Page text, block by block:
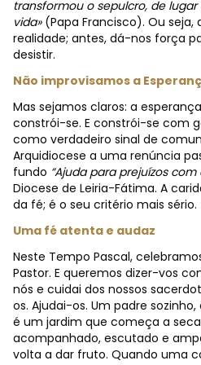
transformou o sepulcro, de
vida» (Papa Francisco). Ou seja,
realidade; antes, dá-nos força
desistir.
Não improvisamos a
Mas sejamos claros: a
constrói-se. E constrói-se com
como verdadeiro sinal de
Arquidiocese a uma renúncia
fundo “Ajuda para prejuízos
Diocese de Leiria-Fátima. A
da fé; é o seu critério mais sério.
Uma fé atenta e audaz
Neste Tempo Pascal,
Pastor. E queremos dizer-vos
nós e cuidai dos nossos
os. Ajudai-os. Um padre
é um jardim que começa a
acompanhado, escutado e
volta a dar fruto. Quando uma